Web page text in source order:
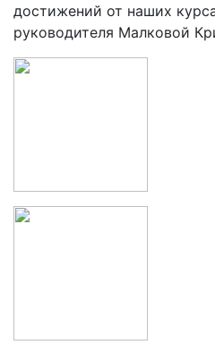
достижений от наших
руководителя Малковой